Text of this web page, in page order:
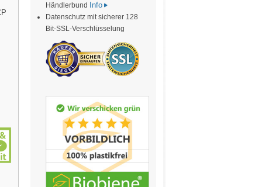
Händlerbund
Info
Datenschutz mit sicherer 128
Bit-SSL-Verschlüsselung